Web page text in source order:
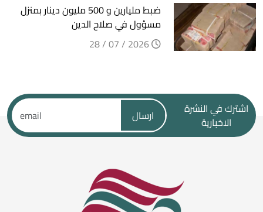
ضبط مليارين و 500 مليون دينار بمنزل
مسؤول في صلاح الدين
اشترك في النشرة
الاخبارية
ارسال